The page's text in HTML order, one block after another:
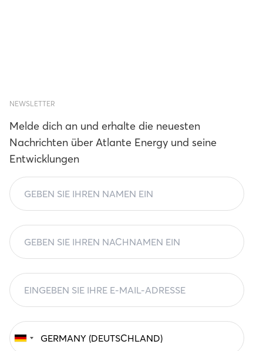
NEWSLETTER
Melde dich an und erhalte die neuesten
Nachrichten über Atlante Energy und seine
Entwicklungen